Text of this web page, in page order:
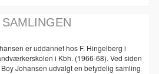
er uddannet hos F. Hingelberg i
i Kbh. (1966-68). Ved siden
Johansen udvalgt en betydelig samling